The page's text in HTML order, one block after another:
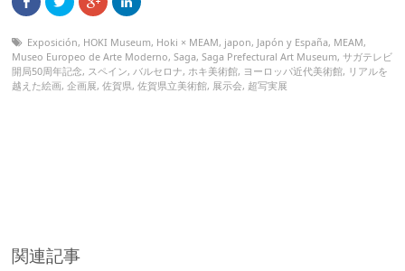
Exposición, HOKI Museum, Hoki × MEAM, japon, Japón y España, MEAM,
Museo Europeo de Arte Moderno,Saga,Saga Prefectural Art Museum, サガテレビ
開局50周年記念, スペイン,バルセロナ,ホキ美術館, ヨーロッパ近代美術館, リアルを
越えた絵画,企画展,佐賀県,佐賀県立美術館, 展示会, 超写実展
関連記事